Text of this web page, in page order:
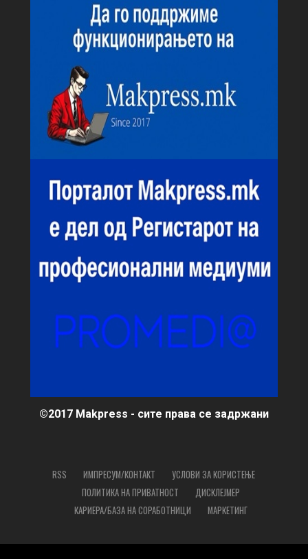
©2017 Makpress - сите права се задржани
RSS ИМПРЕСУМ/КОНТАКТ
УСЛОВИ ЗА КОРИСТЕЊЕ
ПОЛИТИКА НА ПРИВАТНОСТ
ДИСКЛЕЈМЕР
КАРИЕРА/БАЗА НА СОРАБОТНИЦИ
МАРКЕТИНГ